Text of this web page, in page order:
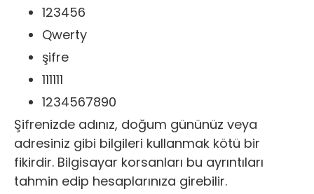
123456
Qwerty
şifre
111111
1234567890
Şifrenizde adınız, doğum gününüz veya
adresiniz gibi bilgileri kullanmak kötü bir
fikirdir. Bilgisayar korsanları bu ayrıntıları
tahmin edip hesaplarınıza girebilir.